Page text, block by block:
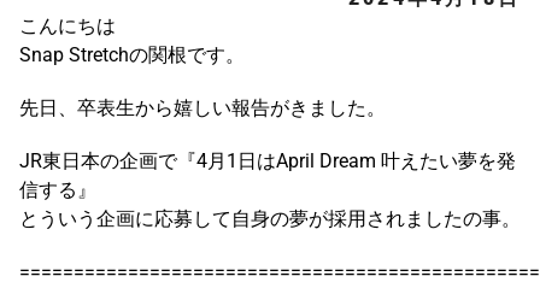
こんにちは
Snap Stretchの関根です。
先日、卒表生から嬉しい報告がきました。
JR東日本の企画で『4月1日はApril Dream 叶えたい夢を発
信する』
とういう企画に応募して自身の夢が採用されましたの事。